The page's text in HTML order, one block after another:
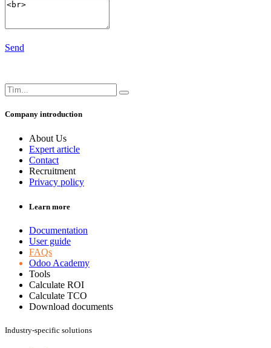
Send
Company introduction
About Us
Expert article
Contact
Recruitment
Privacy policy
Learn more
Documentation
User guide
FAQs
Odoo Academy
Tools
Calculate ROI
Calculate TCO
Download documents
Industry-specific solutions